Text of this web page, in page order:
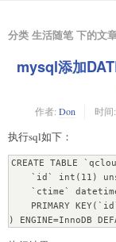
分类 生活随笔 下的文
mysql添加
作者: Don 时间:
执行sql如下：
CREATE TABLE
) ENGINE=InnoDB